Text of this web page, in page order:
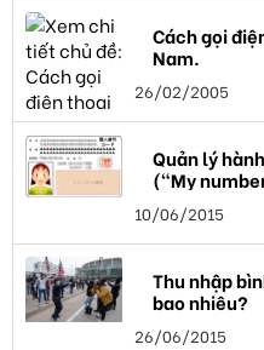
Cách gọi
Nam.
26/02/2005
Quản lý
("My
10/06/2015
Thu nhập
bao nhiêu?
26/06/2015